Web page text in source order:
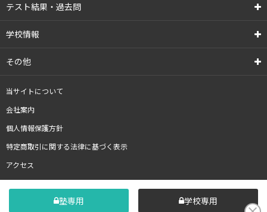
テスト結果・過去問
学校情報
その他
当サイトについて
会社案内
個人情報保護方針
特定商取引に関する法律に基づく表示
アクセス
塾専用 学校専用